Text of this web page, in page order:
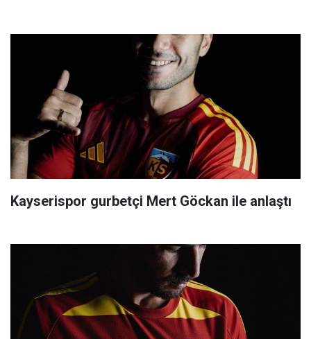
Kayserispor gurbetçi Mert Göckan ile anlaştı